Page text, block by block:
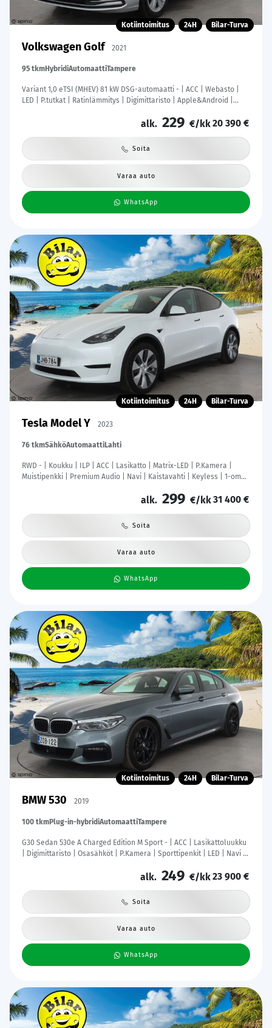
Kotiintoimitus 24H Bilar-Turva
Volkswagen Golf 2021
95 tkmHybridiAutomaattiTampere
Variant 1,0 eTSI (MHEV) 81 kW DSG-automaatti - | ACC | Webasto |
LED | P.tutkat | Ratinlämmitys | Digimittaristo | Apple&Android |
alk. 229 €/kk20 390 €
Soita
Varaa auto
WhatsApp
Kotiintoimitus 24H Bilar-Turva
Tesla Model Y 2023
76 tkmSähköAutomaattiLahti
RWD - | Koukku | ILP | ACC | Lasikatto | Matrix-LED | P.Kamera |
Muistipenkki | Premium Audio | Navi | Kaistavahti | Keyless | 1-om
alk. 299 €/kk31 400 €
Soita
Varaa auto
WhatsApp
Kotiintoimitus 24H Bilar-Turva
BMW 530 2019
100 tkmPlug-in-hybridiAutomaattiTampere
G30 Sedan 530e A Charged Edition M Sport - | ACC | Lasikattoluukku
| Digimittaristo | Osasähköt | P.Kamera | Sporttipenkit | LED | Navi |
alk. 249 €/kk23 900 €
Soita
Varaa auto
WhatsApp